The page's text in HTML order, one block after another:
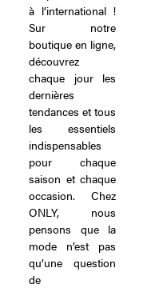
à l’international !
Sur notre
boutique en ligne,
découvrez
chaque jour les
dernières
tendances et tous
les essentiels
indispensables
pour chaque
saison et chaque
occasion. Chez
ONLY, nous
pensons que la
mode n’est pas
qu’une question
de